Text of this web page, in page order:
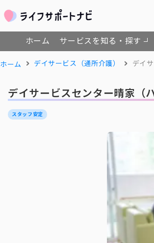
ホーム サービスを知る・探す
ホーム デイサービス（通所介護） デイ
デイサービスセンター晴家（
スタッフ安定